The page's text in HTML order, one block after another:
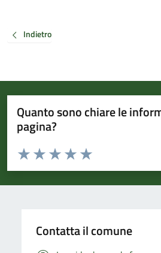
Indietro
Quanto sono chiare le
pagina?
Valuta da 1 a 5 stelle la pagina
Valuta 5 stelle su 5
Valuta 4 stelle su 5
Valuta 3 stelle su 5
Valuta 2 stelle su 5
Valuta 1 stelle su 5
Contatta il comune